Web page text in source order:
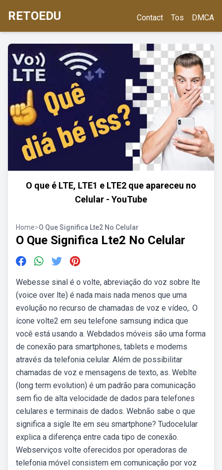
RETOEDU Contact Tos DMCA
O que é LTE, LTE1 e LTE2 que apareceu no
Celular - YouTube
Home>O Que Significa Lte2 No Celular
O Que Significa Lte2 No Celular
Webesse sinal é o volte, abreviação do voz sobre lte
(voice over lte) é nada mais nada menos que uma
evolução no recurso de chamadas de voz e vídeo,. O
ícone volte2 em seu telefone samsung indica que
você está usando a. Webdados móveis são uma forma
de conexão para smartphones, tablets e modems
através da telefonia celular. Além de possibilitar
chamadas de voz e mensagens de texto, as. Weblte
(long term evolution) é um padrão para comunicação
sem fio de alta velocidade de dados para telefones
celulares e terminais de dados. Webnão sabe o que
significa a sigle lte em seu smartphone? Tudocelular
explica a diferença entre cada tipo de conexão.
Webserviços volte oferecidos por operadoras de
telefonia móvel consistem em comunicação por voz